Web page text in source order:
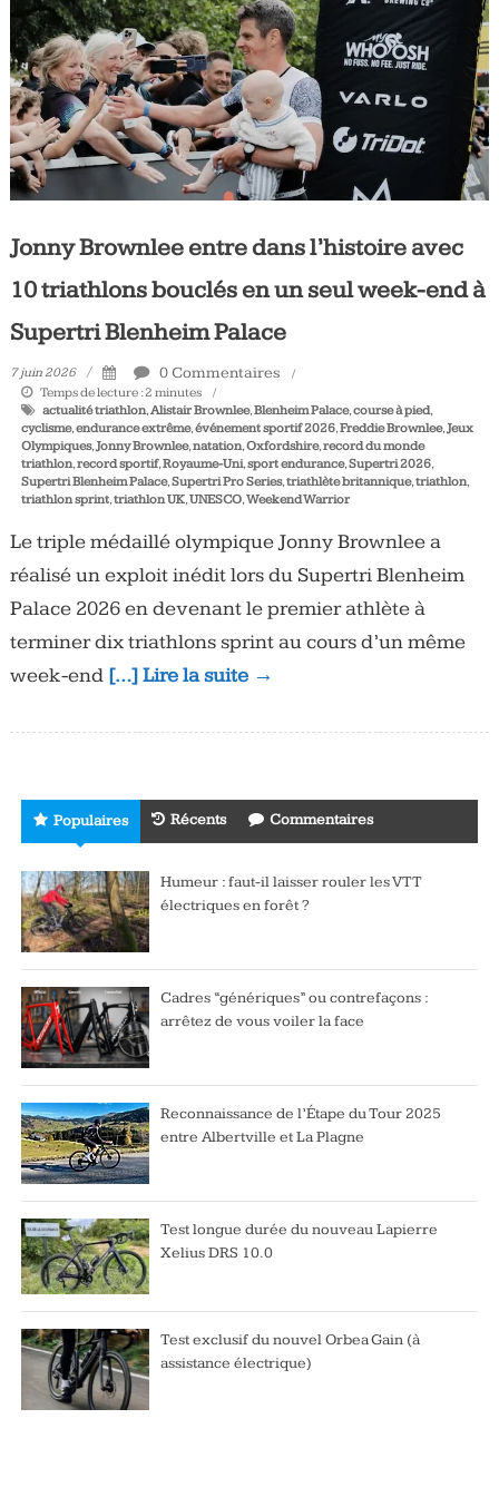
Tous
les
jours,
votre
actualité
vélo
et
triathlon
Jonny Brownlee entre dans l’histoire avec
10 triathlons bouclés en un seul week-end à
Supertri Blenheim Palace
7 juin 2026 0 Commentaires
Temps de lecture :2 minutes
actualité triathlon,Alistair Brownlee,Blenheim Palace,course à pied,
cyclisme,endurance extrême,événement sportif 2026,Freddie Brownlee,Jeux
Olympiques,Jonny Brownlee,natation,Oxfordshire,record du monde
triathlon,record sportif,Royaume-Uni,sport endurance,Supertri 2026,
Supertri Blenheim Palace,Supertri Pro Series,triathlète britannique,triathlon,
triathlon sprint,triathlon UK,UNESCO,Weekend Warrior
Le triple médaillé olympique Jonny Brownlee a
réalisé un exploit inédit lors du Supertri Blenheim
Palace 2026 en devenant le premier athlète à
terminer dix triathlons sprint au cours d’un même
week-end […] Lire la suite →
Populaires Récents Commentaires
Humeur : faut-il laisser rouler les VTT
électriques en forêt ?
Cadres “génériques” ou contrefaçons :
arrêtez de vous voiler la face
Reconnaissance de l’Étape du Tour 2025
entre Albertville et La Plagne
Test longue durée du nouveau Lapierre
Xelius DRS 10.0
Test exclusif du nouvel Orbea Gain (à
assistance électrique)